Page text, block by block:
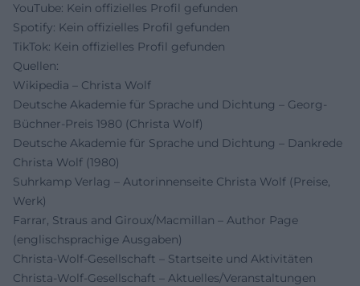
YouTube: Kein offizielles Profil gefunden
Spotify: Kein offizielles Profil gefunden
TikTok: Kein offizielles Profil gefunden
Quellen:
Wikipedia – Christa Wolf
Deutsche Akademie für Sprache und Dichtung – Georg-
Büchner-Preis 1980 (Christa Wolf)
Deutsche Akademie für Sprache und Dichtung – Dankrede
Christa Wolf (1980)
Suhrkamp Verlag – Autorinnenseite Christa Wolf (Preise,
Werk)
Farrar, Straus and Giroux/Macmillan – Author Page
(englischsprachige Ausgaben)
Christa-Wolf-Gesellschaft – Startseite und Aktivitäten
Christa-Wolf-Gesellschaft – Aktuelles/Veranstaltungen